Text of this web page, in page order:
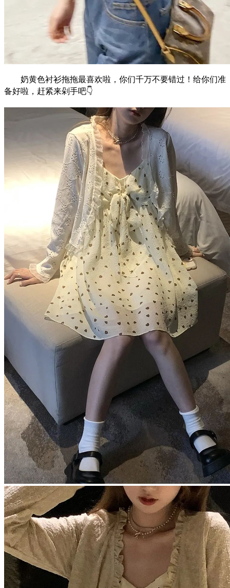
奶黄色衬衫拖拖最喜欢啦，你们千万不要错过！给你们准
备好啦，赶紧来剁手吧👇